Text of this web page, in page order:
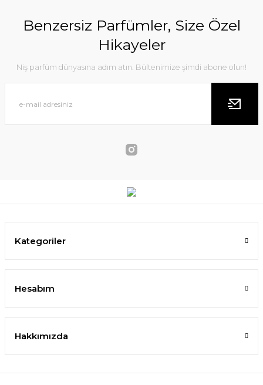
Benzersiz Parfümler, Size Özel
Hikayeler
Niş parfüm dünyasına adım atın. Bültenimize şimdi abone olun!
Kategoriler
Hesabım
Hakkımızda